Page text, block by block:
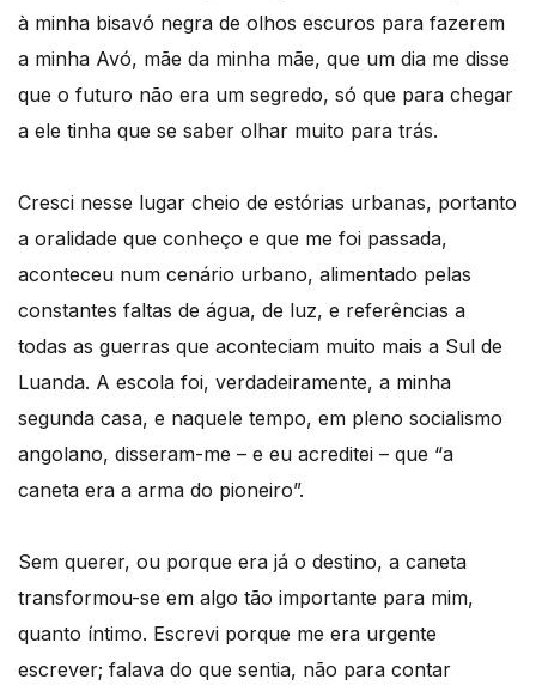
à minha bisavó negra de olhos escuros para fazerem
a minha Avó, mãe da minha mãe, que um dia me disse
que o futuro não era um segredo, só que para chegar
a ele tinha que se saber olhar muito para trás.
Cresci nesse lugar cheio de estórias urbanas, portanto
a oralidade que conheço e que me foi passada,
aconteceu num cenário urbano, alimentado pelas
constantes faltas de água, de luz, e referências a
todas as guerras que aconteciam muito mais a Sul de
Luanda. A escola foi, verdadeiramente, a minha
segunda casa, e naquele tempo, em pleno socialismo
angolano, disseram-me – e eu acreditei – que “a
caneta era a arma do pioneiro”.
Sem querer, ou porque era já o destino, a caneta
transformou-se em algo tão importante para mim,
quanto íntimo. Escrevi porque me era urgente
escrever; falava do que sentia, não para contar